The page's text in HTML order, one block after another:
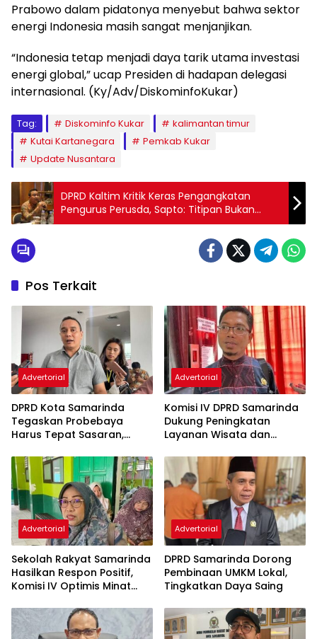
Prabowo dalam pidatonya menyebut bahwa sektor
energi Indonesia masih sangat menjanjikan.
“Indonesia tetap menjadi daya tarik utama investasi
energi global,” ucap Presiden di hadapan delegasi
internasional. (Ky/Adv/DiskominfoKukar)
Tag: Diskominfo Kukar
kalimantan timur
Kutai Kartanegara
Pemkab Kukar
Update Nusantara
DPRD Kaltim Kritik Keras Pengangkatan
Pengurus Perusda, Sapto: Titipan Bukan
Solusi
Pos Terkait
Advertorial
DPRD Kota Samarinda
Tegaskan Probebaya
Harus Tepat Sasaran,
Semata
Advertorial
Komisi IV DPRD Samarinda
Dukung Peningkatan
Layanan Wisata dan
Advertorial
Sekolah Rakyat Samarinda
Hasilkan Respon Positif,
Komisi IV Optimis Minat
Advertorial
DPRD Samarinda Dorong
Pembinaan UMKM Lokal,
Tingkatkan Daya Saing